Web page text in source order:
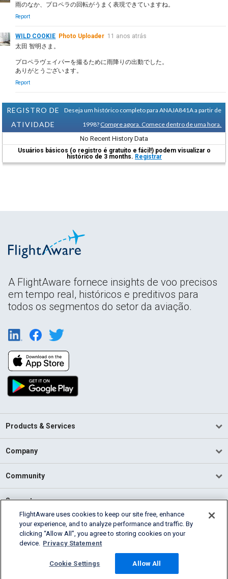
雨のなか、プロペラの回転がうまく表現できていますね。
Report
WILD COOKIE Photo Uploader 11 anos atrás
太田 智明さま。
プロペラヴェイパーを撮るために雨降りの出動でした。
ありがとうございます。
Report
REGISTRO DE
ATIVIDADE
Deseja um histórico completo para ANAJA841A a partir de
1998? Compre agora. Comece dentro de uma hora.
No Recent History Data
Usuários básicos (o registro é gratuito e fácil!) podem visualizar o
histórico de 3 months. Registrar
A FlightAware fornece insights de voo precisos
em tempo real, históricos e preditivos para
todos os segmentos do setor da aviação.
Products & Services
Company
Community
Support
English (USA)
2026 FlightAware
Cookie Settings
FlightAware uses cookies to keep our site free, enhance
your experience, and to analyze performance and traffic. By
clicking “Allow All”, you agree to storing cookies on your
device. Privacy Statement
Cookie Settings Allow All